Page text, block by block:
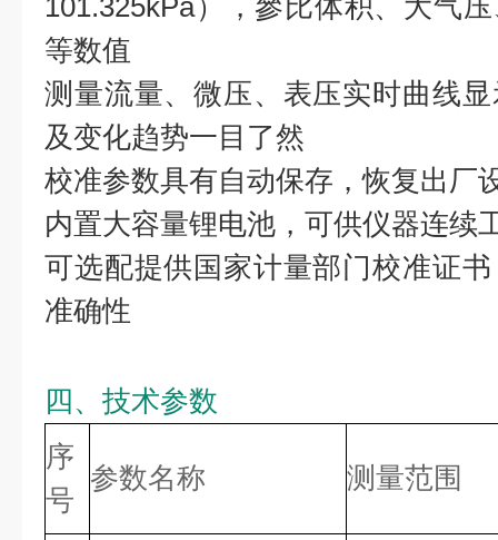
101.325kPa），參比体积、大气
等数值
测量流量、微压、表压实时曲线
及变化趋势一目了然
校准参数具有自动保存，恢复出厂
内置大容量锂电池，可供仪器连续
可选配提供国家计量部门校准证
准确性
四、技术参数
序
号
参数名称 测量范围